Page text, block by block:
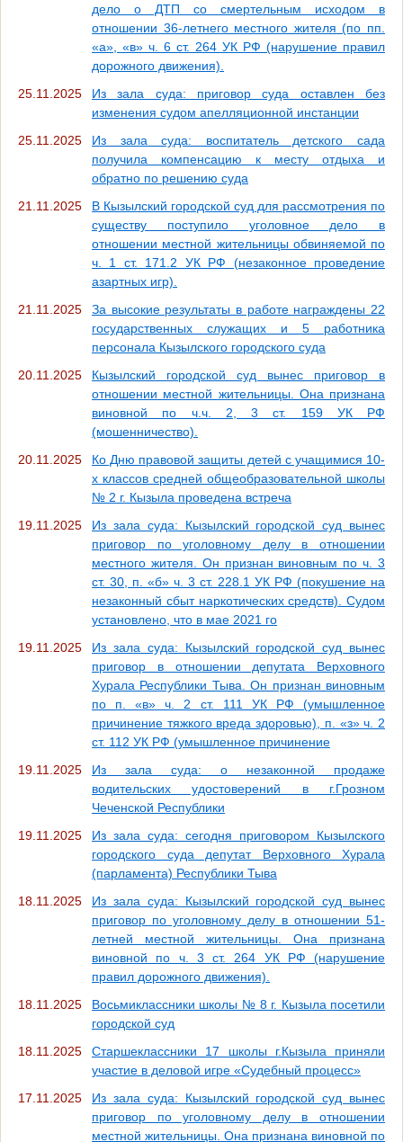
дело о ДТП со смертельным исходом в
отношении 36-летнего местного жителя (по пп.
«а», «в» ч. 6 ст. 264 УК РФ (нарушение правил
дорожного движения).
25.11.2025
Из зала суда: приговор суда оставлен без
изменения судом апелляционной инстанции
25.11.2025
Из зала суда: воспитатель детского сада
получила компенсацию к месту отдыха и
обратно по решению суда
21.11.2025
В Кызылский городской суд для рассмотрения по
существу поступило уголовное дело в
отношении местной жительницы обвиняемой по
ч. 1 ст. 171.2 УК РФ (незаконное проведение
азартных игр).
21.11.2025
За высокие результаты в работе награждены 22
государственных служащих и 5 работника
персонала Кызылского городского суда
20.11.2025
Кызылский городской суд вынес приговор в
отношении местной жительницы. Она признана
виновной по ч.ч. 2, 3 ст. 159 УК РФ
(мошенничество).
20.11.2025
Ко Дню правовой защиты детей с учащимися 10-
х классов средней общеобразовательной школы
№ 2 г. Кызыла проведена встреча
19.11.2025
Из зала суда: Кызылский городской суд вынес
приговор по уголовному делу в отношении
местного жителя. Он признан виновным по ч. 3
ст. 30, п. «б» ч. 3 ст. 228.1 УК РФ (покушение на
незаконный сбыт наркотических средств). Судом
установлено, что в мае 2021 го
19.11.2025
Из зала суда: Кызылский городской суд вынес
приговор в отношении депутата Верховного
Хурала Республики Тыва. Он признан виновным
по п. «в» ч. 2 ст. 111 УК РФ (умышленное
причинение тяжкого вреда здоровью), п. «з» ч. 2
ст. 112 УК РФ (умышленное причинение
19.11.2025
Из зала суда: о незаконной продаже
водительских удостоверений в г.Грозном
Чеченской Республики
19.11.2025
Из зала суда: сегодня приговором Кызылского
городского суда депутат Верховного Хурала
(парламента) Республики Тыва
18.11.2025
Из зала суда: Кызылский городской суд вынес
приговор по уголовному делу в отношении 51-
летней местной жительницы. Она признана
виновной по ч. 3 ст. 264 УК РФ (нарушение
правил дорожного движения).
18.11.2025
Восьмиклассники школы № 8 г. Кызыла посетили
городской суд
18.11.2025
Старшеклассники 17 школы г.Кызыла приняли
участие в деловой игре «Судебный процесс»
17.11.2025
Из зала суда: Кызылский городской суд вынес
приговор по уголовному делу в отношении
местной жительницы. Она признана виновной по